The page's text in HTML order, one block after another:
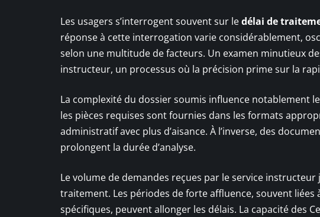
Les usagers s’interrogent souvent sur ledélai de
réponse à cette interrogation varie considérablement,
selon une multitude de facteurs. Un examen minutieux
instructeur, un processus où la précision prime sur la
La complexité du dossier soumis influence notablement le
les pièces requises sont fournies dans les formats
administratif avec plus d’aisance. À l’inverse, des
prolongent la durée d’analyse.
Le volume de demandes reçues par le service
traitement. Les périodes de forte affluence, souvent
spécifiques, peuvent allonger les délais. La capacité des